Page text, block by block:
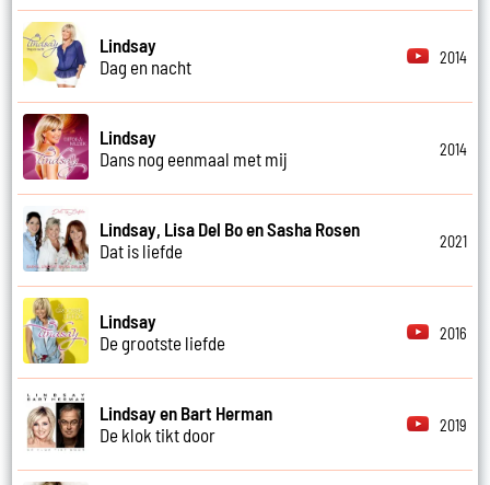
Lindsay
Dag en nacht
2014
Lindsay
Dans nog eenmaal met mij
2014
Lindsay, Lisa Del Bo en Sasha Rosen
Dat is liefde
2021
Lindsay
De grootste liefde
2016
Lindsay en Bart Herman
De klok tikt door
2019